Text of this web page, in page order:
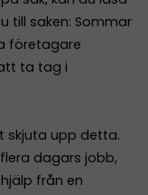
till saken: Sommar
företagare
ta tag i
skjuta upp detta.
dagars jobb,
från en